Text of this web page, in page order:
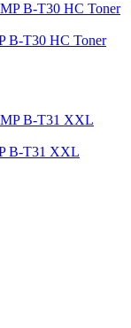
B-T30 HC Toner
B-T31 XXL